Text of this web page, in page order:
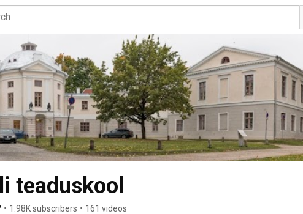
teaduskool
• 1.98K subscribers • 161 videos